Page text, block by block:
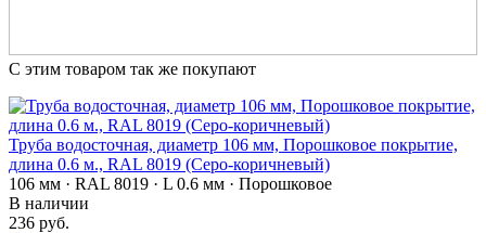
С этим товаром так же покупают
Труба водосточная, диаметр 106 мм, Порошковое покрытие,
длина 0.6 м., RAL 8019 (Серо-коричневый)
106 мм · RAL 8019 · L 0.6 мм · Порошковое
В наличии
236 руб.